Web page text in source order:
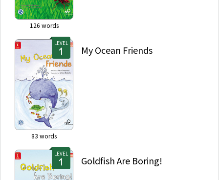
126 words
LEVEL
83 words
My Ocean Friends
LEVEL
Goldfish Are Boring!